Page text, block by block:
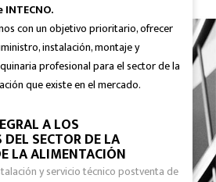
con un objetivo prioritario, ofrecer
instalación, montaje y
profesional para el sector de la
que existe en el mercado.
A LOS
SECTOR DE LA
LA ALIMENTACIÓN
y servicio técnico postventa de